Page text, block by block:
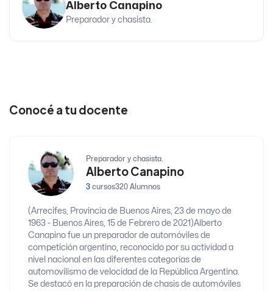
Alberto Canapino
Preparador y chasista.
Conocé a tu docente
Preparador y chasista.
Alberto Canapino
3 cursos320 Alumnos
(Arrecifes, Provincia de Buenos Aires, 23 de mayo de
1963 - Buenos Aires, 15 de Febrero de 2021)Alberto
Canapino​ fue un preparador de automóviles de
competición argentino, reconocido por su actividad a
nivel nacional en las diferentes categorías de
automovilismo de velocidad de la República Argentina.
Se destacó en la preparación de chasis de automóviles